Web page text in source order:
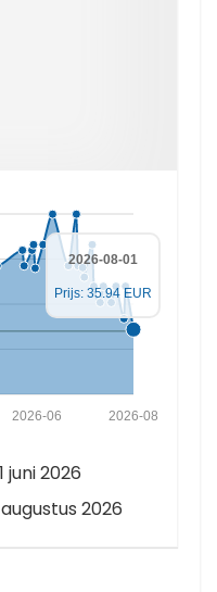
2026-08
2026-06
2026-08-01
Prijs: 35.94 EUR
juni 2026
2026